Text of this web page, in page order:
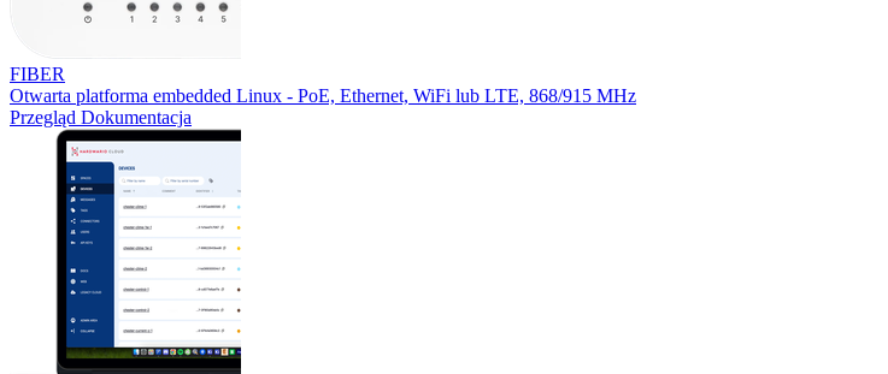
FIBER
Otwarta platforma embedded Linux - PoE, Ethernet, WiFi lub LTE, 868/915 MHz
Przegląd Dokumentacja